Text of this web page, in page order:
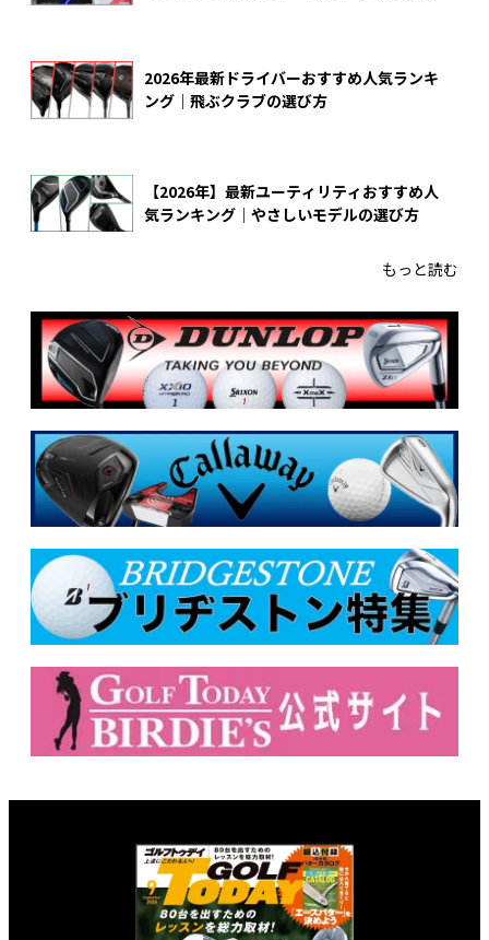
2026年最新ドライバーおすすめ人気ランキ
ング｜飛ぶクラブの選び方
【2026年】最新ユーティリティおすすめ人
気ランキング｜やさしいモデルの選び方
もっと読む